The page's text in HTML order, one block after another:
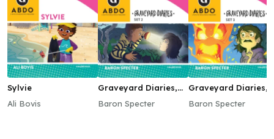
Sylvie
Ali Bovis
Graveyard Diaries,
Baron Specter
Graveyard Diaries,
Baron Specter